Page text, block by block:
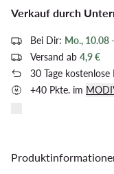
Verkauf durch
Bei Dir: Mo., 10.08
Versand ab 4,9 €
30 Tage kostenlose
+40 Pkte. im